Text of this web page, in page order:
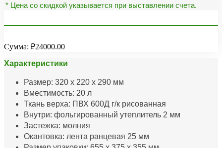
* Цена со скидкой указывается при выставлении счета.
Сумма: ₽24000.00
Характеристики
Размер: 320 х 220 х 290 мм
Вместимость: 20 л
Ткань верха: ПВХ 600Д г/к рисованная
Внутри: фольгированный утеплитель 2 мм
Застежка: молния
Окантовка: лента ранцевая 25 мм